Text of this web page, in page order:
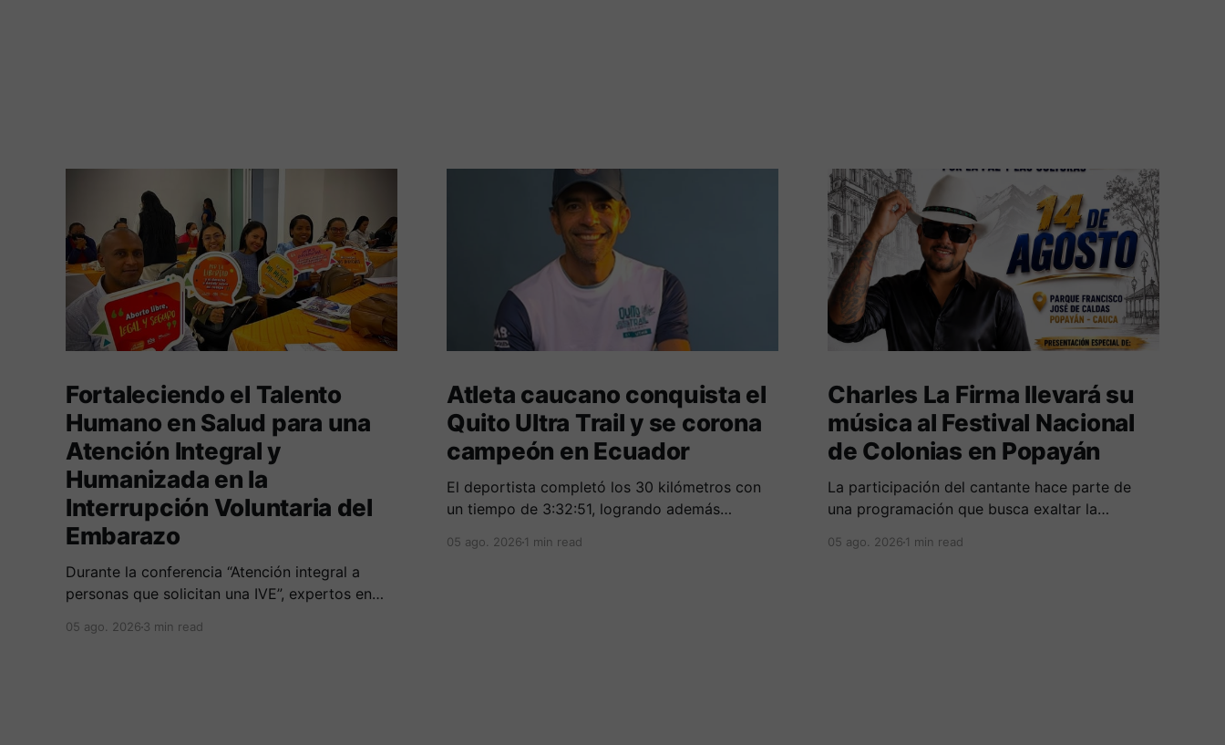
Fortaleciendo el Talento
Humano en Salud para una
Atención Integral y
Humanizada en la
Interrupción Voluntaria del
Embarazo
Durante la conferencia “Atención integral a
personas que solicitan una IVE”, expertos en
compartieron sus conocimientos sobre cómo
05 ago. 2026 3 min read
Atleta caucano conquista el
Quito Ultra Trail y se corona
campeón en Ecuador
El deportista completó los 30 kilómetros con
un tiempo de 3:32:51, logrando además
clasificación general.
05 ago. 20261 min read
Charles La Firma llevará su
música al Festival Nacional
de Colonias en Popayán
La participación del cantante hace parte de
una programación que busca exaltar la
expresiones artísticas de distintas regiones del
05 ago. 20261 min read